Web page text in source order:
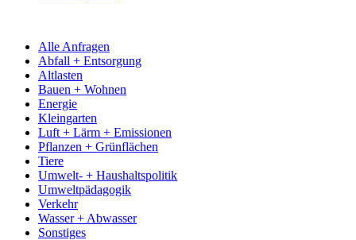
Alle Anfragen
Abfall + Entsorgung
Altlasten
Bauen + Wohnen
Energie
Kleingarten
Luft + Lärm + Emissionen
Pflanzen + Grünflächen
Tiere
Umwelt- + Haushaltspolitik
Umweltpädagogik
Verkehr
Wasser + Abwasser
Sonstiges